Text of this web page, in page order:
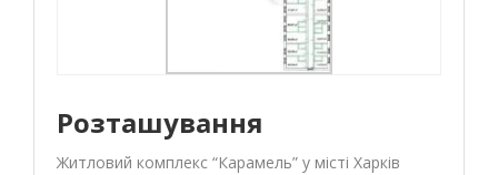
Розташування
Житловий комплекс “Карамель” у місті Харків